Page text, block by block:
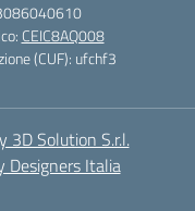
CEIC8AQ008
(CUF): ufchf3
3D Solution S.r.l.
Designers Italia